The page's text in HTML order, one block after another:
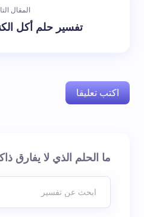
المقال
تفسير حلم أكل
اكتب تعليقا
لن يتم نشر عنوان بريدك
ما الحلم الذي لا يفارق